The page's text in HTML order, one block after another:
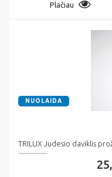
Plačiau
NUOLAIDA
TRILUX Judesio daviklis